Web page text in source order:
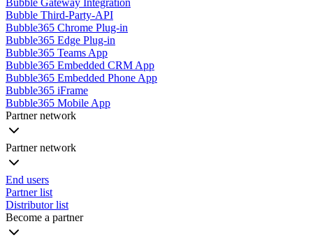
Bubble Third-Party-API
Bubble365 Chrome Plug-in
Bubble365 Edge Plug-in
Bubble365 Teams App
Bubble365 Embedded CRM App
Bubble365 Embedded Phone App
Bubble365 iFrame
Bubble365 Mobile App
Partner network
Partner network
End users
Partner list
Distributor list
Become a partner